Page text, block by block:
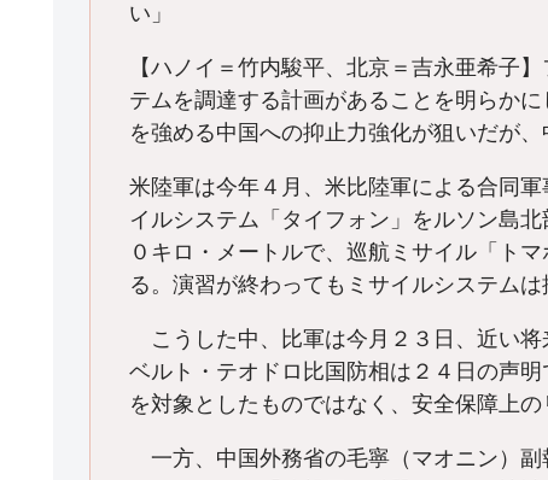
い」
【ハノイ＝竹内駿平、北京＝吉永亜希子
テムを調達する計画があることを明らか
を強める中国への抑止力強化が狙いだが、
米陸軍は今年４月、米比陸軍による合同
イルシステム「タイフォン」をルソン島
０キロ・メートルで、巡航ミサイル「ト
る。演習が終わってもミサイルシステム
こうした中、比軍は今月２３日、近い
ベルト・テオドロ比国防相は２４日の声
を対象としたものではなく、安全保障上
一方、中国外務省の毛寧（マオニン）